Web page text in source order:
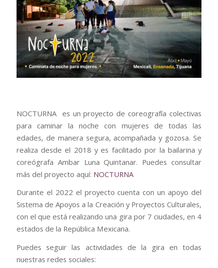
NOCTURNA es un proyecto de coreografía colectivas
para caminar la noche con mujeres de todas las
edades, de manera segura, acompañada y gozosa. Se
realiza desde el 2018 y es facilitado por la bailarina y
coreógrafa Ambar Luna Quintanar. Puedes consultar
más del proyecto aquí: NOCTURNA
Durante el 2022 el proyecto cuenta con un apoyo del
Sistema de Apoyos a la Creación y Proyectos Culturales,
con el que está realizando una gira por 7 ciudades, en 4
estados de la República Mexicana.
Puedes seguir las actividades de la gira en todas
nuestras redes sociales: